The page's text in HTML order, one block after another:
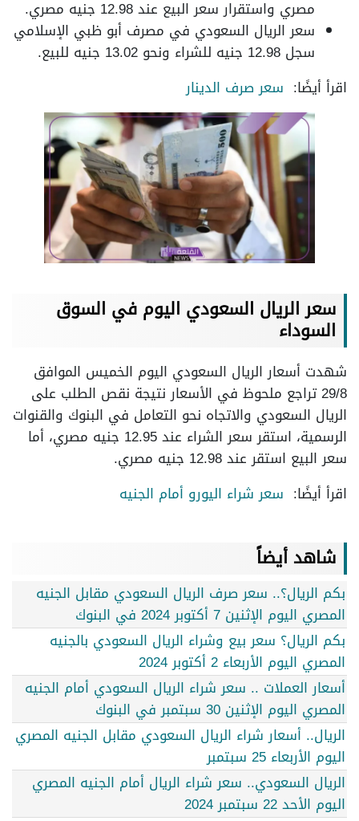
مصري واستقرار سعر البيع عند 12.98 جنيه مصري.
سعر الريال السعودي في مصرف أبو ظبي الإسلامي
سجل 12.98 جنيه للشراء ونحو 13.02 جنيه للبيع.
اقرأ أيضًا: سعر صرف الدينار
سعر الريال السعودي اليوم في السوق
السوداء
شهدت أسعار الريال السعودي اليوم الخميس الموافق
29/8 تراجع ملحوظ في الأسعار نتيجة نقص الطلب على
الريال السعودي والاتجاه نحو التعامل في البنوك والقنوات
الرسمية، استقر سعر الشراء عند 12.95 جنيه مصري، أما
سعر البيع استقر عند 12.98 جنيه مصري.
اقرأ أيضًا: سعر شراء اليورو أمام الجنيه
شاهد أيضاً
بكم الريال؟.. سعر صرف الريال السعودي مقابل الجنيه
المصري اليوم الإثنين 7 أكتوبر 2024 في البنوك
بكم الريال؟ سعر بيع وشراء الريال السعودي بالجنيه
المصري اليوم الأربعاء 2 أكتوبر 2024
أسعار العملات .. سعر شراء الريال السعودي أمام الجنيه
المصري اليوم الإثنين 30 سبتمبر في البنوك
الريال.. أسعار شراء الريال السعودي مقابل الجنيه المصري
اليوم الأربعاء 25 سبتمبر
الريال السعودي.. سعر شراء الريال أمام الجنيه المصري
اليوم الأحد 22 سبتمبر 2024